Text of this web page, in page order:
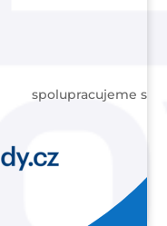
spolupracujeme s